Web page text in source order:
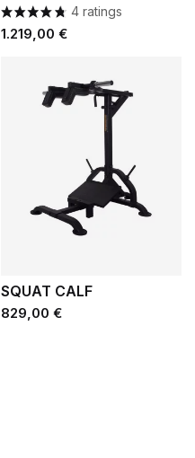
4 ratings
Prezzo
1.219,00 €
SQUAT CALF
Prezzo
829,00 €